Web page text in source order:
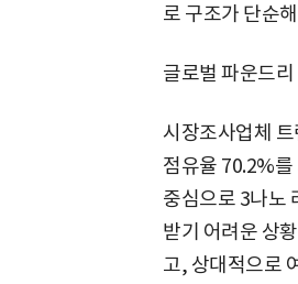
로 구조가 단순
글로벌 파운드
시장조사업체
점유율 70.2%를
중심으로 3나노
받기 어려운 상
고, 상대적으로